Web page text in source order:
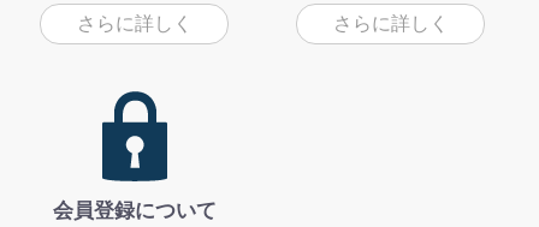
さらに詳しく さらに詳しく
会員登録について